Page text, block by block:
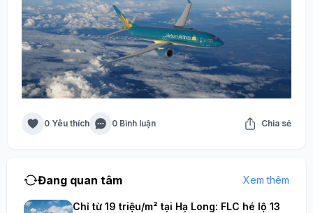
0 Yêu thích 0 Bình luận Chia sẻ
Đang quan tâm Xem thêm
Chỉ từ 19 triệu/m² tại Hạ Long: FLC hé lộ 13